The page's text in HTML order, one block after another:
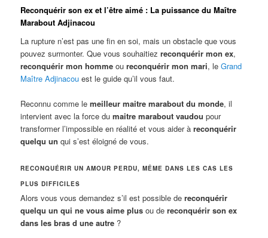
Reconquérir son ex et l’être aimé : La puissance du Maître
Marabout Adjinacou
La rupture n’est pas une fin en soi, mais un obstacle que vous
pouvez surmonter. Que vous souhaitiezreconquérir mon ex,
reconquérir mon homme oureconquérir mon mari, leGrand
Maître Adjinacouest le guide qu’il vous faut.
Reconnu comme lemeilleur maitre marabout du monde, il
intervient avec la force dumaitre marabout vaudou pour
transformer l’impossible en réalité et vous aider àreconquérir
quelqu un qui s’est éloigné de vous.
RECONQUÉRIR UN AMOUR PERDU, MÊME DANS LES CAS LES
PLUS DIFFICILES
Alors vous vous demandez s’il est possible dereconquérir
quelqu un qui ne vous aime plus ou dereconquérir son ex
dans les bras d une autre ?